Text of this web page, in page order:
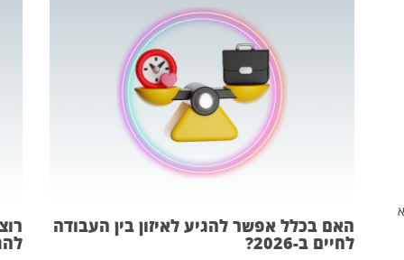
האם בכלל אפשר להגיע לאיזון בין העבודה
לחיים ב-2026?